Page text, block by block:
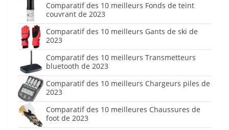
Comparatif des 10 meilleurs Fonds de teint
couvrant de 2023
Comparatif des 10 meilleurs Gants de ski de
2023
Comparatif des 10 meilleurs Transmetteurs
bluetooth de 2023
Comparatif des 10 meilleurs Chargeurs piles de
2023
Comparatif des 10 meilleures Chaussures de
foot de 2023